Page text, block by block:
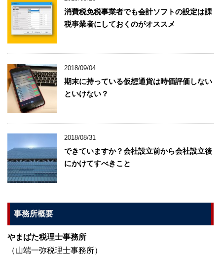
消費税免税事業者でも会計ソフトの設定は課
税事業者にしておくのがオススメ
2018/09/04
期末に持っている仮想通貨は時価評価しない
といけない？
2018/08/31
できていますか？会社設立前から会社設立後
にかけてすべきこと
事務所概要
やまばた税理士事務所
（山端一弥税理士事務所）